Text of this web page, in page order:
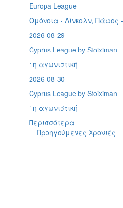
Europa League
Ομόνοια - Λίνκολν, Πάφος -
2026-08-29
Cyprus League by Stoiximan
1η αγωνιστική
2026-08-30
Cyprus League by Stoiximan
1η αγωνιστική
Περισσότερα
Προηγούμενες Χρονιές